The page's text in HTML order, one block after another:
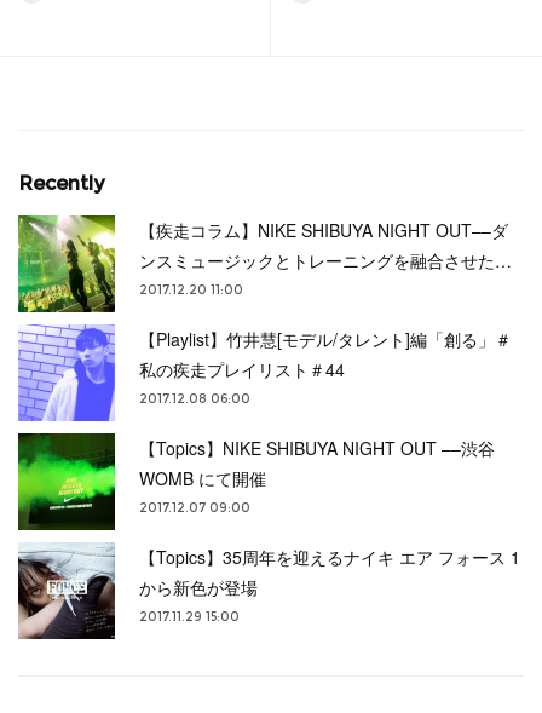
Recently
【疾走コラム】NIKE SHIBUYA NIGHT OUT––ダ
ンスミュージックとトレーニングを融合させた…
2017.12.20 11:00
【Playlist】竹井慧[モデル/タレント]編「創る」＃
私の疾走プレイリスト＃44
2017.12.08 06:00
【Topics】NIKE SHIBUYA NIGHT OUT ––渋谷
WOMB にて開催
2017.12.07 09:00
【Topics】35周年を迎えるナイキ エア フォース 1
から新色が登場
2017.11.29 15:00